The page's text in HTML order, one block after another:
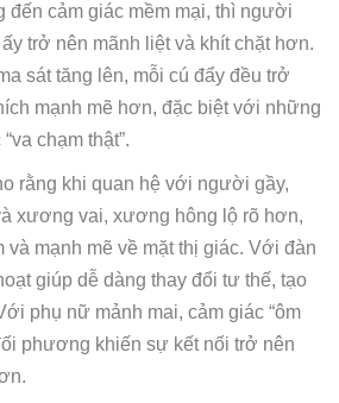
đến cảm giác mềm mại, thì người
trở nên mãnh liệt và khít chặt hơn.
sát tăng lên, mỗi cú đẩy đều trở
mạnh mẽ hơn, đặc biệt với những
chạm thật”.
rằng khi quan hệ với người gầy,
xương vai, xương hông lộ rõ hơn,
và mạnh mẽ về mặt thị giác. Với đàn
giúp dễ dàng thay đổi tư thế, tạo
phụ nữ mảnh mai, cảm giác “ôm
phương khiến sự kết nối trở nên